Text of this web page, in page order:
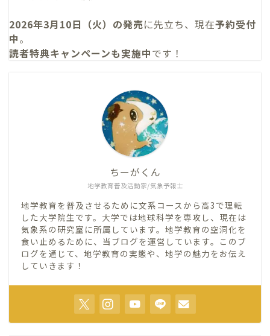
2026年3月10日（火）の発売に先立ち、現在予約受付
中。
読者特典キャンペーンも実施中です！
地学教育普及活動家/気象予報士
ちーがくん
地学教育を普及させるために文系コースから高3で理転
した大学院生です。大学では地球科学を専攻し、現在は
気象系の研究室に所属しています。地学教育の空洞化を
食い止めるために、当ブログを運営しています。このブ
ログを通じて、地学教育の実態や、地学の魅力をお伝え
していきます！